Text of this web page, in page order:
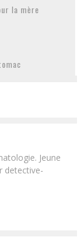
la mère
Jeune
detective-